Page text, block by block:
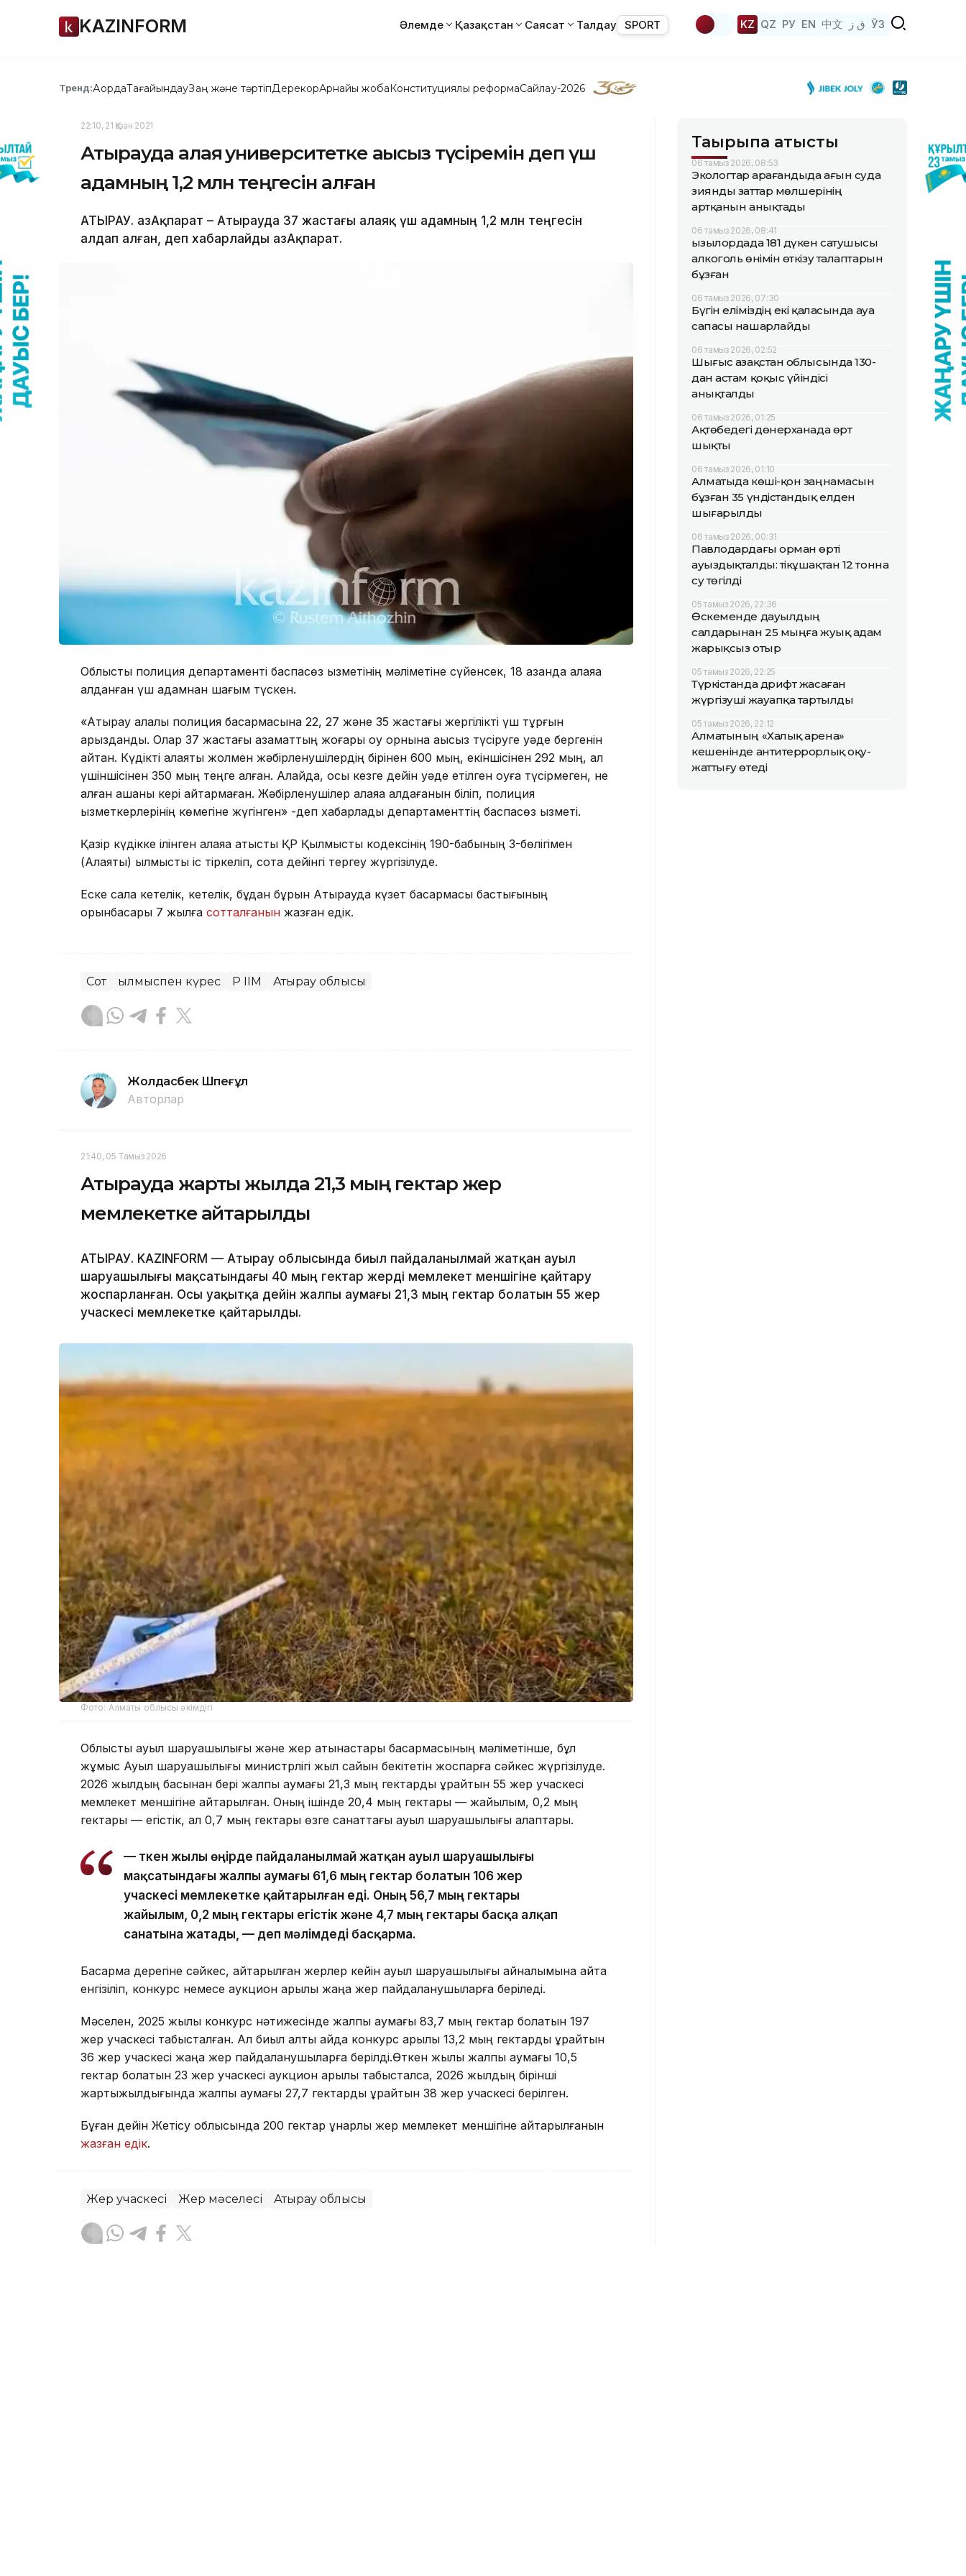
KAZINFORM Әлемде Қазақстан Саясат Талдау SPORT KZ QZ РУ EN 中文 ق ز ЎЗ
Тренд:АқордаТағайындауЗаң және тәртіпДерекқорАрнайы жобаКонституциялық реформаСайлау-2026
22:10, 21 Қазан 2021
Атырауда алаяқ университетке ақысыз түсіремін деп үш
адамның 1,2 млн теңгесін алған
АТЫРАУ. ҚазАқпарат – Атырауда 37 жастағы алаяқ үш адамның 1,2 млн теңгесін
алдап алған, деп хабарлайды ҚазАқпарат.
Облыстық полиция департаменті баспасөз қызметінің мәліметіне сүйенсек, 18 қазанда алаяққа
алданған үш адамнан шағым түскен.
«Атырау қалалық полиция басқармасына 22, 27 және 35 жастағы жергілікті үш тұрғын
арызданды. Олар 37 жастағы азаматтың жоғары оқу орнына ақысыз түсіруге уәде бергенін
айтқан. Күдікті алаяқтық жолмен жәбірленушілердің бірінен 600 мың, екіншісінен 292 мың, ал
үшіншісінен 350 мың теңге алған. Алайда, осы кезге дейін уәде етілген оқуға түсірмеген, не
алған ақшаны кері қайтармаған. Жәбірленушілер алаяққа алдағанын біліп, полиция
қызметкерлерінің көмегіне жүгінген» -деп хабарлады департаменттің баспасөз қызметі.
Қазір күдікке ілінген алаяққа қатысты ҚР Қылмыстық кодексінің 190-бабының 3-бөлігімен
(Алаяқтық) қылмыстық іс тіркеліп, сотқа дейінгі тергеу жүргізілуде.
Еске сала кетелік, кетелік, бұдан бұрын Атырауда күзет басқармасы бастығының
орынбасары 7 жылға сотталғанын жазған едік.
Сот Қылмыспен күрес ҚР ІІМ Атырау облысы
Жолдасбек Шөпеғұл
Авторлар
21:40, 05 Тамыз 2026
Атырауда жарты жылда 21,3 мың гектар жер
мемлекетке қайтарылды
АТЫРАУ. KAZINFORM — Атырау облысында биыл пайдаланылмай жатқан ауыл
шаруашылығы мақсатындағы 40 мың гектар жерді мемлекет меншігіне қайтару
жоспарланған. Осы уақытқа дейін жалпы аумағы 21,3 мың гектар болатын 55 жер
учаскесі мемлекетке қайтарылды.
Фото: Алматы облысы әкімдігі
Облыстық ауыл шаруашылығы және жер қатынастары басқармасының мәліметінше, бұл
жұмыс Ауыл шаруашылығы министрлігі жыл сайын бекітетін жоспарға сәйкес жүргізілуде.
2026 жылдың басынан бері жалпы аумағы 21,3 мың гектарды құрайтын 55 жер учаскесі
мемлекет меншігіне қайтарылған. Оның ішінде 20,4 мың гектары — жайылым, 0,2 мың
гектары — егістік, ал 0,7 мың гектары өзге санаттағы ауыл шаруашылығы алқаптары.
— Өткен жылы өңірде пайдаланылмай жатқан ауыл шаруашылығы
мақсатындағы жалпы аумағы 61,6 мың гектар болатын 106 жер
учаскесі мемлекетке қайтарылған еді. Оның 56,7 мың гектары
жайылым, 0,2 мың гектары егістік және 4,7 мың гектары басқа алқап
санатына жатады, — деп мәлімдеді басқарма.
Басқарма дерегіне сәйкес, қайтарылған жерлер кейін ауыл шаруашылығы айналымына қайта
енгізіліп, конкурс немесе аукцион арқылы жаңа жер пайдаланушыларға беріледі.
Мәселен, 2025 жылы конкурс нәтижесінде жалпы аумағы 83,7 мың гектар болатын 197
жер учаскесі табысталған. Ал биыл алты айда конкурс арқылы 13,2 мың гектарды құрайтын
36 жер учаскесі жаңа жер пайдаланушыларға берілді.Өткен жылы жалпы аумағы 10,5
гектар болатын 23 жер учаскесі аукцион арқылы табысталса, 2026 жылдың бірінші
жартыжылдығында жалпы аумағы 27,7 гектарды құрайтын 38 жер учаскесі берілген.
Бұған дейін Жетісу облысында 200 гектар құнарлы жер мемлекет меншігіне қайтарылғанын
жазған едік.
Жер учаскесі Жер мәселесі Атырау облысы
Тақырыпқа қатысты
06 тамыз 2026, 08:53
Экологтар Қарағандыда ағын суда
зиянды заттар мөлшерінің
артқанын анықтады
06 тамыз 2026, 08:41
Қызылордада 181 дүкен сатушысы
алкоголь өнімін өткізу талаптарын
бұзған
06 тамыз 2026, 07:30
Бүгін еліміздің екі қаласында ауа
сапасы нашарлайды
06 тамыз 2026, 02:52
Шығыс Қазақстан облысында 130-
дан астам қоқыс үйіндісі
анықталды
06 тамыз 2026, 01:25
Ақтөбедегі дөнерханада өрт
шықты
06 тамыз 2026, 01:10
Алматыда көші-қон заңнамасын
бұзған 35 үндістандық елден
шығарылды
06 тамыз 2026, 00:31
Павлодардағы орман өрті
ауыздықталды: тікұшақтан 12 тонна
су төгілді
05 тамыз 2026, 22:36
Өскеменде дауылдың
салдарынан 25 мыңға жуық адам
жарықсыз отыр
05 тамыз 2026, 22:25
Түркістанда дрифт жасаған
жүргізуші жауапқа тартылды
05 тамыз 2026, 22:12
Алматының «Халық арена»
кешенінде антитеррорлық оқу-
жаттығу өтеді